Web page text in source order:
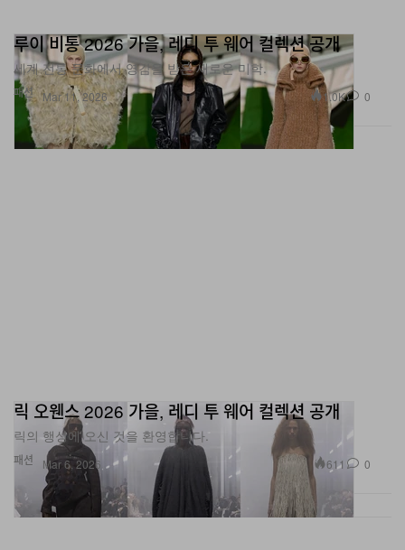
패션
세계 전통 문화에서 영감을 받은 새로운 미학.
Mar 11, 2026 1.0K
패션
릭의 행성에 오신 것을 환영합니다.
Mar 6, 2026